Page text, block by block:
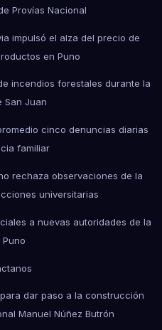
Provías Nacional
impulsó el alza del precio de
en Puno
incendios forestales durante la
San Juan
cinco denuncias diarias
familiar
rechaza observaciones de la
universitarias
a nuevas autoridades de la
Puno
dar paso a la construcción
Manuel Núñez Butrón